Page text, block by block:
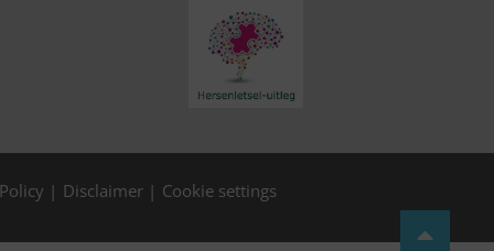
Disclaimer Cookie settings